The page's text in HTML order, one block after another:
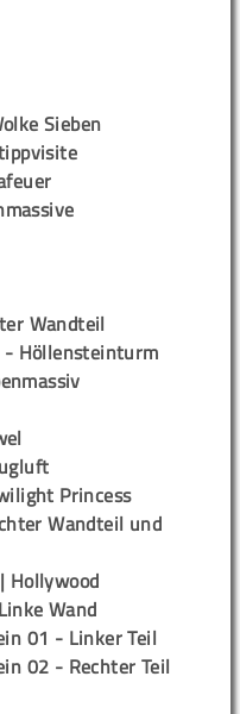
Sieben
Wandteil
Höllensteinturm
Princess
Wandteil und
Hollywood
Wand
01 - Linker Teil
02 - Rechter Teil